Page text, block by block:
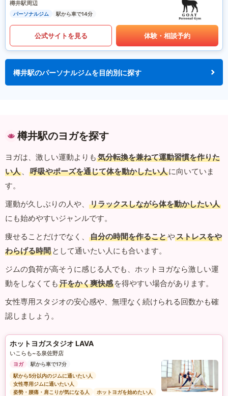
樽井駅周辺
パーソナルジム 駅から車で14分
公式サイトを見る 体験・相談予約
樽井駅のパーソナルジムを目的別に探す
樽井駅のヨガを探す
ヨガは、激しい運動よりも 気分転換を兼ねて運動習慣を作りた
い人 、 呼吸やポーズを通じて体を動かしたい人に向いていま
す。
運動が久しぶりの人や、
リラックスしながら体を動かしたい人
にも始めやすいジャンルです。
痩せることだけでなく、
自分の時間を作ることやストレスをや
わらげる時間 として通いたい人にも合います。
ジムの負荷が高そうに感じる人でも、ホットヨガなら激しい運
動をしなくても 汗をかく爽快感 を得やすい場合があります。
女性専用スタジオの安心感や、無理なく続けられる回数かも確
認しましょう。
ホットヨガスタジオ LAVA
いこらも~る泉佐野店
ヨガ
駅から車で17分
駅から5分以内のジムに通いたい人
女性専用ジムに通いたい人
姿勢・腰痛・肩こりが気になる人
ホットヨガを始めたい人